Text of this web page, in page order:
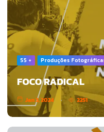
55 + Produções
FOCO RADICAL
Jan 3, 2024 2251